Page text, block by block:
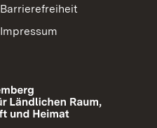
Barrierefreiheit
Impressum